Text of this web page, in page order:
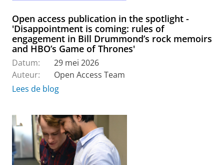
Open access publication in the spotlight -
'Disappointment is coming: rules of
engagement in Bill Drummond’s rock memoirs
and HBO’s Game of Thrones'
Datum:
29 mei 2026
Auteur:
Open Access Team
Lees de blog